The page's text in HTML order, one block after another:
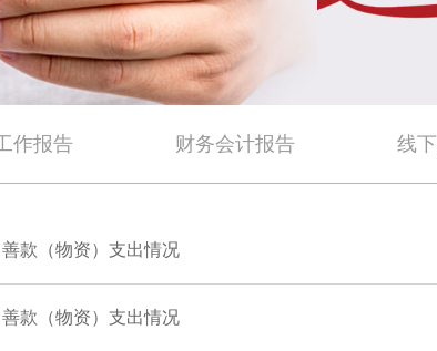
作报告 财务会计报告 线
款（物资）支出情况
款（物资）支出情况